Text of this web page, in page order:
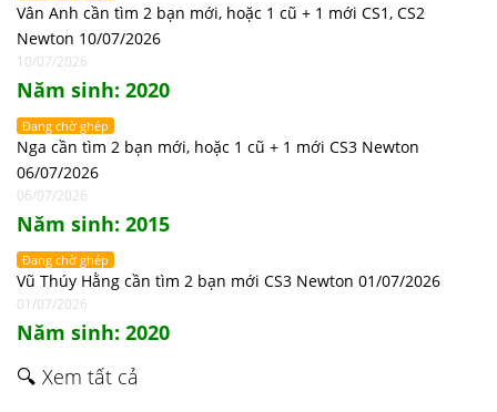
Vân Anh cần tìm 2 bạn mới, hoặc 1 cũ + 1 mới CS1, CS2
Newton 10/07/2026
10/07/2026
Năm sinh: 2020
Đang chờ ghép
Nga cần tìm 2 bạn mới, hoặc 1 cũ + 1 mới CS3 Newton
06/07/2026
06/07/2026
Năm sinh: 2015
Đang chờ ghép
Vũ Thúy Hằng cần tìm 2 bạn mới CS3 Newton 01/07/2026
01/07/2026
Năm sinh: 2020
🔍 Xem tất cả